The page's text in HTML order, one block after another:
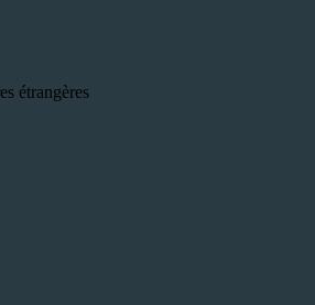
étrangères